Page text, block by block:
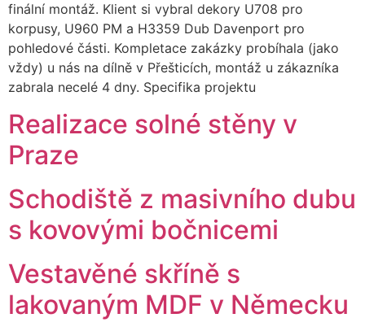
finální montáž. Klient si vybral dekory U708 pro
korpusy, U960 PM a H3359 Dub Davenport pro
pohledové části. Kompletace zakázky probíhala (jako
vždy) u nás na dílně v Přešticích, montáž u zákazníka
zabrala necelé 4 dny. Specifika projektu
Realizace solné stěny v
Praze
Schodiště z masivního dubu
s kovovými bočnicemi
Vestavěné skříně s
lakovaným MDF v Německu